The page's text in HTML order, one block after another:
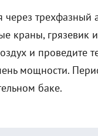
трехфазный
краны, грязевик
и проведите
мощности.
баке.